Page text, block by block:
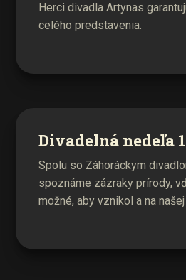
Herci divadla Artynas
celého predstavenia.
Divadelná nedeľa
Spolu so Záhoráckym
spoznáme zázraky prírody,
možné, aby vznikol a na